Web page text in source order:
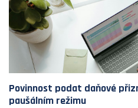
Povinnost podat daňové
paušálním režimu